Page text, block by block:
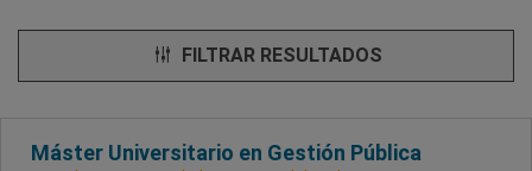
FILTRAR RESULTADOS
Máster Universitario en Gestión Pública